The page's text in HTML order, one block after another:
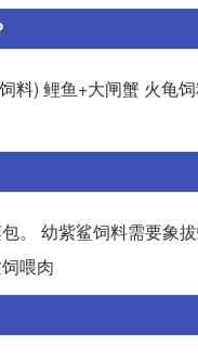
料) 鲤鱼+大闸蟹 火龟
。 幼紫鲨饲料需要象
喂肉